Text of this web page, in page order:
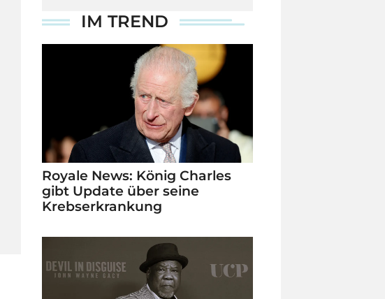
IM TREND
Royale News: König Charles
gibt Update über seine
Krebserkrankung